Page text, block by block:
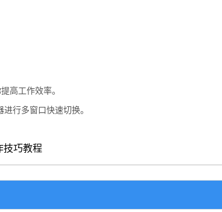
高工作效率。
行多窗口快速切换。
技巧教程